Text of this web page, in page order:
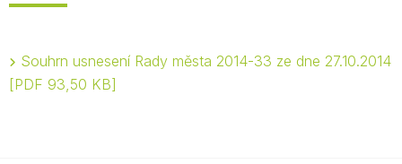
Souhrn usnesení Rady města 2014-33 ze dne 27.10.2014
PDF 93,50 KB